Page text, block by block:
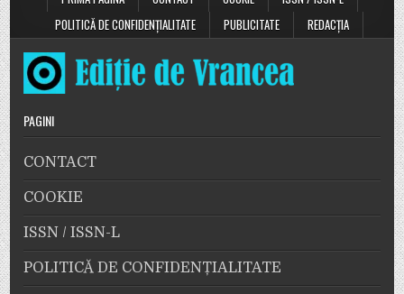
POLITICĂ DE CONFIDENȚIALITATE
PUBLICITATE REDACȚIA
PAGINI
CONTACT
COOKIE
ISSN / ISSN-L
POLITICĂ DE CONFIDENȚIALITATE